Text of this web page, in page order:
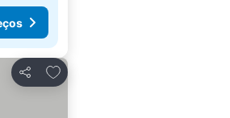
Partilhar
Adicionar aos favoritos